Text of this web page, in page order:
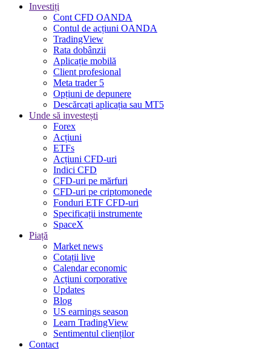
Investiți
Cont CFD OANDA
Contul de acțiuni OANDA
TradingView
Rata dobânzii
Aplicație mobilă
Client profesional
Meta trader 5
Opțiuni de depunere
Descărcați aplicația sau MT5
Unde să investești
Forex
Acțiuni
ETFs
Acțiuni CFD-uri
Indici CFD
CFD-uri pe mărfuri
CFD-uri pe criptomonede
Fonduri ETF CFD-uri
Specificații instrumente
SpaceX
Piață
Market news
Cotații live
Calendar economic
Acțiuni corporative
Updates
Blog
US earnings season
Learn TradingView
Sentimentul clienților
Contact